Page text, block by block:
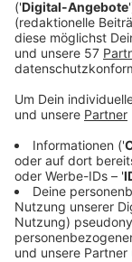
Nach dem
einen Imbiss
den
Zwei maskierte
Imbiss an der
dritter soll am
Die Maskierten
einem Messer
bedroht.
Kasse